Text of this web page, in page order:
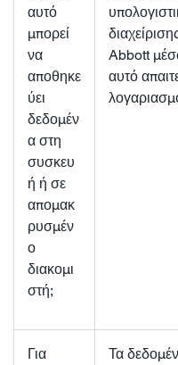
αυτό
μπορεί
να
αποθηκε
ύει
δεδομέν
α στη
συσκευ
ή ή σε
απομακ
ρυσμέν
ο
διακομι
στή;
Abbott
αυτό
Για
Τα